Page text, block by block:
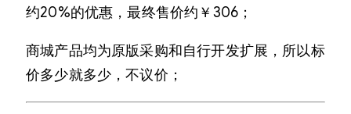
约20%的优惠，最终售价约￥306；
商城产品均为原版采购和自行开发扩展，所以标
价多少就多少，不议价；